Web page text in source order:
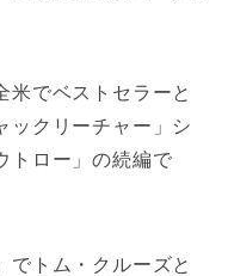
米でベストセラーと
ックリーチャー」シ
トロー」の続編で
でトム・クルーズと